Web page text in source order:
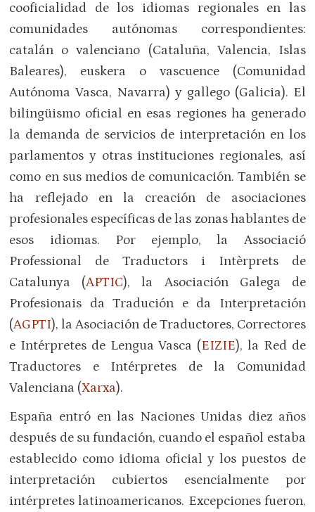
cooficialidad de los idiomas regionales en las
comunidades autónomas correspondientes:
catalán o valenciano (Cataluña, Valencia, Islas
Baleares), euskera o vascuence (Comunidad
Autónoma Vasca, Navarra) y gallego (Galicia). El
bilingüismo oficial en esas regiones ha generado
la demanda de servicios de interpretación en los
parlamentos y otras instituciones regionales, así
como en sus medios de comunicación. También se
ha reflejado en la creación de asociaciones
profesionales específicas de las zonas hablantes de
esos idiomas. Por ejemplo, la Associació
Professional de Traductors i Intèrprets de
Catalunya (APTIC), la Asociación Galega de
Profesionais da Tradución e da Interpretación
(AGPTI), la Asociación de Traductores, Correctores
e Intérpretes de Lengua Vasca (EIZIE), la Red de
Traductores e Intérpretes de la Comunidad
Valenciana (Xarxa).
España entró en las Naciones Unidas diez años
después de su fundación, cuando el español estaba
establecido como idioma oficial y los puestos de
interpretación cubiertos esencialmente por
intérpretes latinoamericanos. Excepciones fueron,